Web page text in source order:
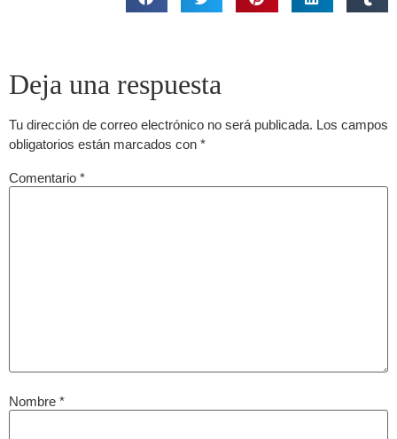
Deja una respuesta
Tu dirección de correo electrónico no será publicada. Los campos
obligatorios están marcados con *
Comentario *
Nombre *